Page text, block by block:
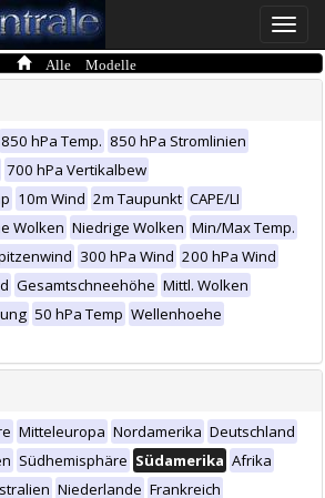
Toggle
Alle Modelle
850 hPa Temp. 850 hPa Stromlinien
700 hPa Vertikalbew
10m Wind 2m Taupunkt CAPE/LI
Wolken Niedrige Wolken Min/Max Temp.
300 hPa Wind 200 hPa Wind
Gesamtschneehöhe Mittl. Wolken
50 hPa Temp Wellenhoehe
Mitteleuropa Nordamerika Deutschland
Südhemisphäre Südamerika Afrika
Niederlande Frankreich